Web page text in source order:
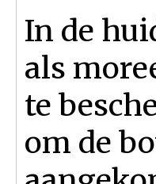
In de
als
te
om de